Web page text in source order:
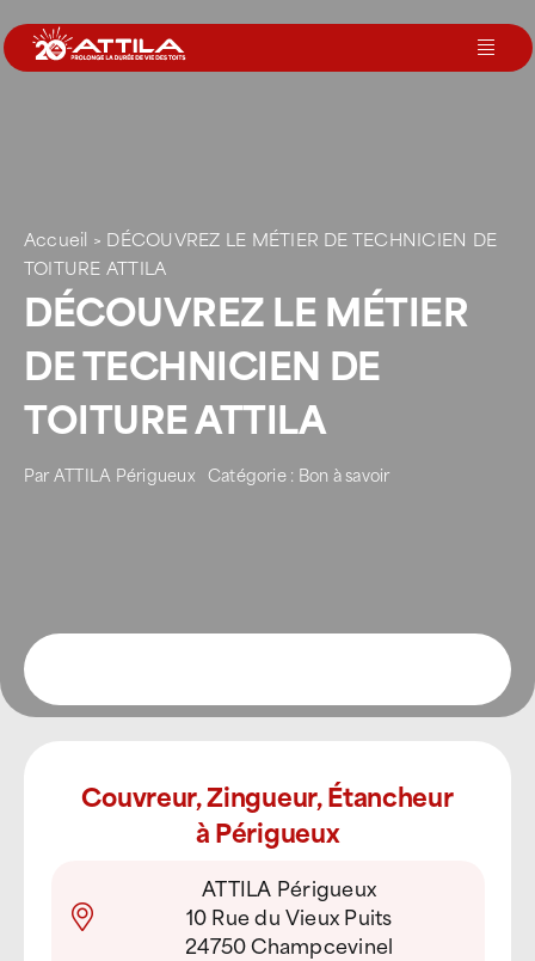
au
contenu
Nos agences
Votre toit
Accueil > DÉCOUVREZ LE MÉTIER DE TECHNICIEN DE
TOITURE ATTILA
DÉCOUVREZ LE MÉTIER
DE TECHNICIEN DE
TOITURE ATTILA
ParATTILA Périgueux Catégorie : Bon à savoir
Couvreur, Zingueur, Étancheur
à Périgueux
ATTILA Périgueux
10 Rue du Vieux Puits
24750 Champcevinel